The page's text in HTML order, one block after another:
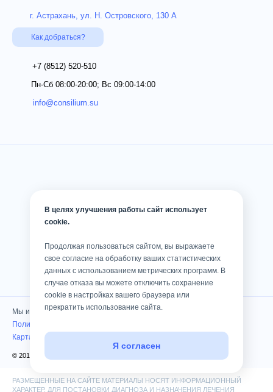
г. Астрахань, ул. Н. Островского, 130 А
Как добраться?
+7 (8512) 520-510
Пн-Сб 08:00-20:00; Вс 09:00-14:00
info@consilium.su
Мы используем cookies
Политика конфиденциальности
Карта сайта
© 2010 — 2026 Клиника «Консилиум». Все права защищены
РАЗМЕЩЕННЫЕ НА САЙТЕ МАТЕРИАЛЫ НОСЯТ ИНФОРМАЦИОННЫЙ
ХАРАКТЕР. ДЛЯ ПОСТАНОВКИ ДИАГНОЗА И НАЗНАЧЕНИЯ ЛЕЧЕНИЯ
В целях улучшения работы сайт использует
cookie.
Продолжая пользоваться сайтом, вы выражаете
свое согласие на обработку ваших статистических
данных с использованием метрических программ. В
случае отказа вы можете отключить сохранение
cookie в настройках вашего браузера или
прекратить использование сайта.
Я согласен